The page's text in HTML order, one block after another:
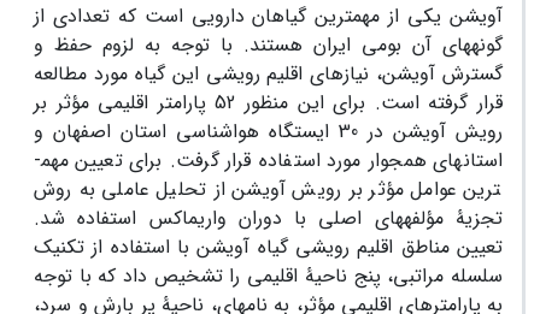
آویشن یکی از مهم­ترین گیاهان دارویی است که تعدادی از
گونه‏های آن بومی ایران هستند. با توجه به لزوم حفظ و
گسترش آویشن، نیازهای اقلیم رویشی این گیاه مورد مطالعه
قرار گرفته است. برای این منظور 52 پارامتر اقلیمی مؤثر بر
رویش آویشن در 30 ایستگاه هواشناسی استان اصفهان و
استان­های همجوار مورد استفاده قرار گرفت. برای تعیین مهم­
ترین عوامل مؤثر بر رویش آویشن از تحلیل عاملی به روش
تجزیۀ مؤلفه­های اصلی با دوران واریماکس استفاده شد.
تعیین مناطق اقلیم ­رویشی گیاه آویشن با استفاده از تکنیک
سلسله مراتبی، پنج ناحیۀ اقلیمی را تشخیص داد که با توجه
به پارامترهای اقلیمی مؤثر، به نام­های، ناحیۀ پر بارش و سرد،